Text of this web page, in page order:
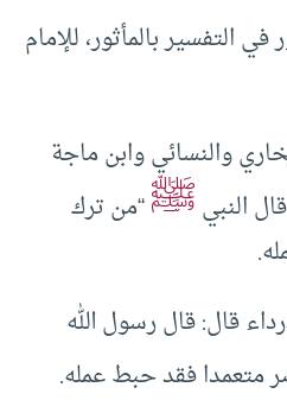
التفسير بالمأثور، للإمام
والنسائي وابن ماجة
النبيﷺ“من ترك
قال: قال رسول الله
متعمدا فقد حبط عمله.